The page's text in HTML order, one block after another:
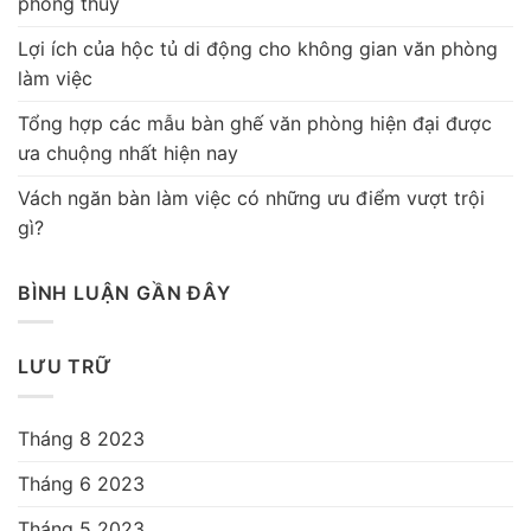
Lợi ích của hộc tủ di động cho không gian văn phòng
làm việc
Tổng hợp các mẫu bàn ghế văn phòng hiện đại được
ưa chuộng nhất hiện nay
Vách ngăn bàn làm việc có những ưu điểm vượt trội
gì?
BÌNH LUẬN GẦN ĐÂY
LƯU TRỮ
Tháng 8 2023
Tháng 6 2023